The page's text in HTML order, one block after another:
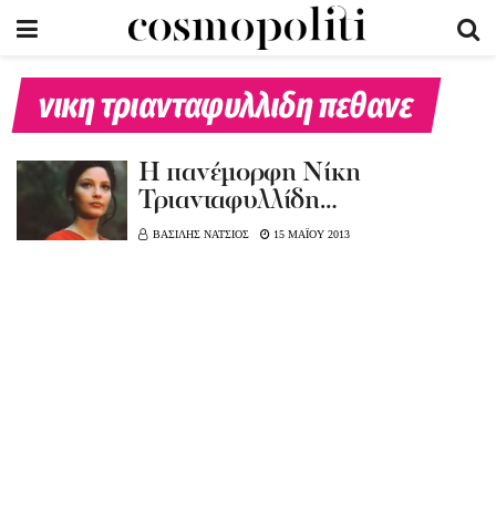
νικη τριανταφυλλιδη πεθανε
Η πανέμορφη Νίκη
Τριανταφυλλίδη…
ΒΑΣΙΛΗΣ ΝΑΤΣΙΟΣ 15 ΜΑΪΟΥ 2013